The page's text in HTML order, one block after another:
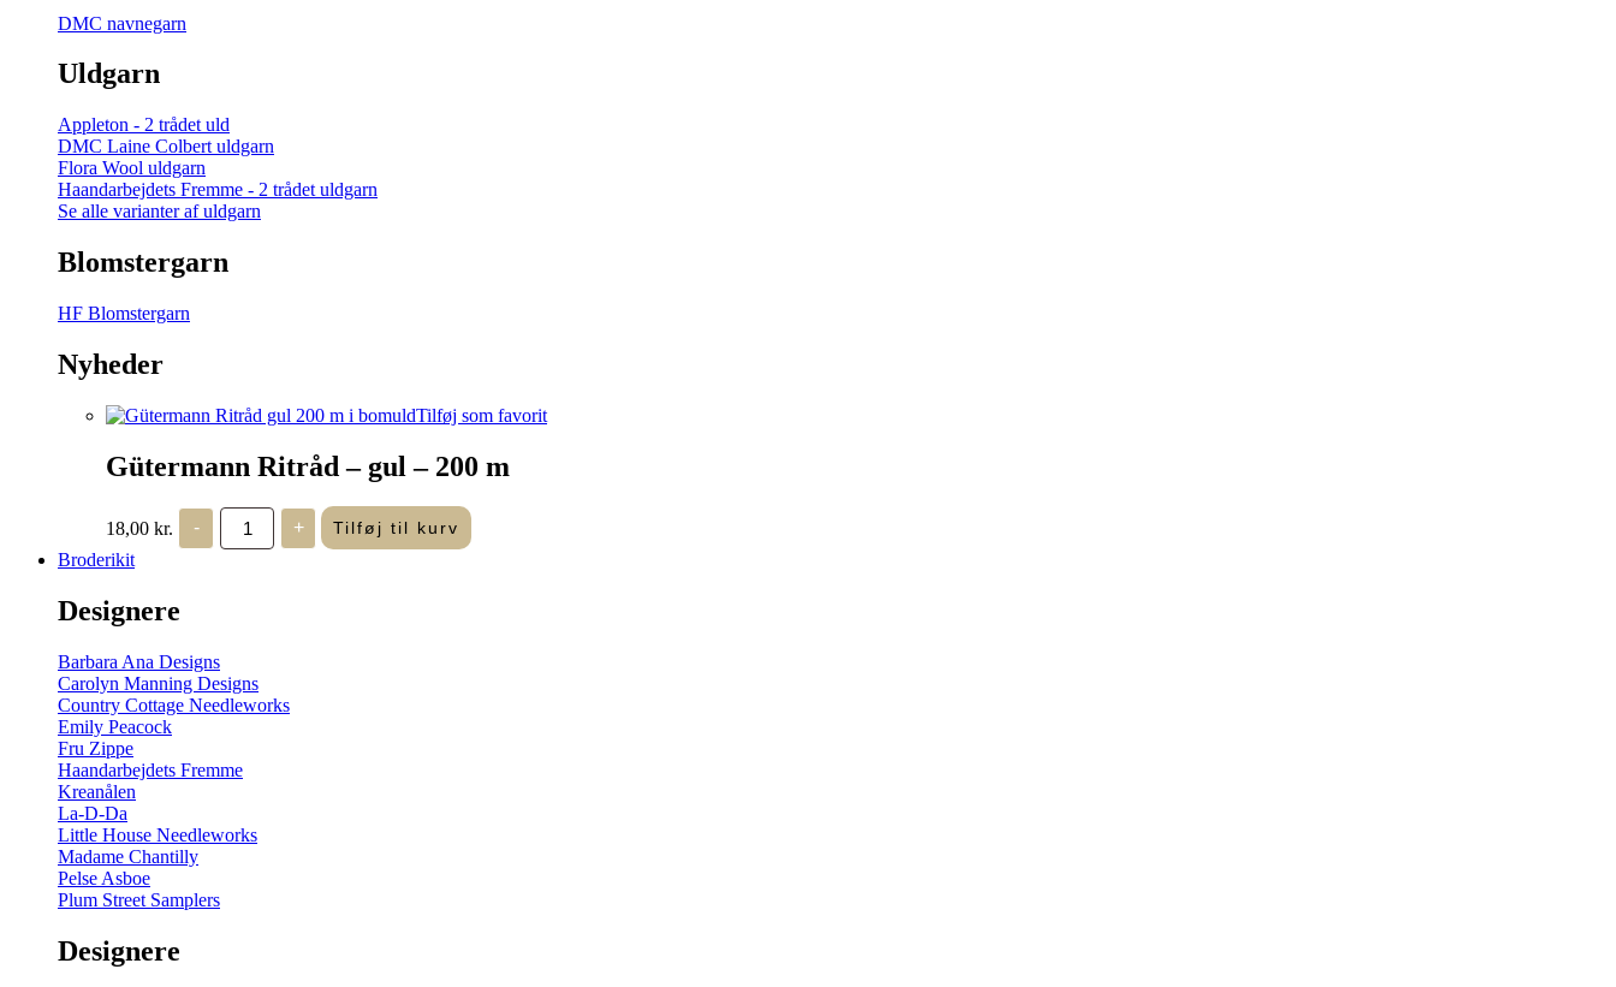
DMC navnegarn
Uldgarn
Appleton - 2 trådet uld
DMC Laine Colbert uldgarn
Flora Wool uldgarn
Haandarbejdets Fremme - 2 trådet uldgarn
Se alle varianter af uldgarn
Blomstergarn
HF Blomstergarn
Nyheder
Tilføj som favorit
Gütermann Ritråd – gul – 200 m
18,00 kr. -
Gütermann
Ritråd
-
+ Tilføj til kurv
Broderikit
Designere
Barbara Ana Designs
Carolyn Manning Designs
Country Cottage Needleworks
Emily Peacock
Fru Zippe
Haandarbejdets Fremme
Kreanålen
La-D-Da
Little House Needleworks
Madame Chantilly
Pelse Asboe
Plum Street Samplers
Designere